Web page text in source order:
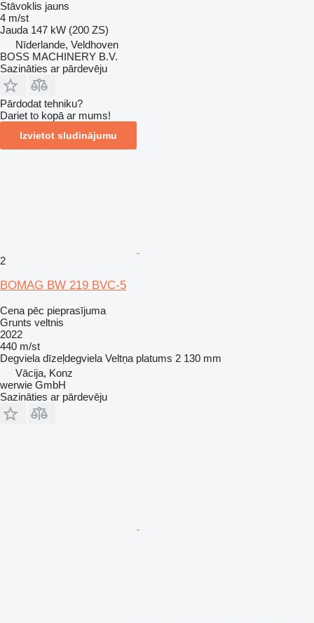
Stāvoklis jauns
4 m/st
Jauda 147 kW (200 ZS)
Nīderlande, Veldhoven
BOSS MACHINERY B.V.
Sazināties ar pārdevēju
Pārdodat tehniku?
Dariet to kopā ar mums!
Izvietot sludinājumu
2
BOMAG BW 219 BVC-5
Cena pēc pieprasījuma
Grunts veltnis
2022
440 m/st
Degviela dīzeļdegviela Veltņa platums 2 130 mm
Vācija, Konz
werwie GmbH
Sazināties ar pārdevēju